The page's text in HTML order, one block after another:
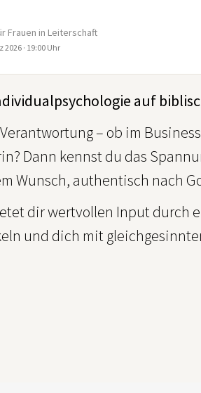
Frauen in Leiterschaft
2026 · 19:00 Uhr
auf
– ob im
Dann kennst du das
Wunsch, authentisch nach
dir wertvollen Input durch
und dich mit